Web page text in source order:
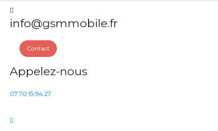
info@gsmmobile.fr
Contact
Appelez-nous
07 70 15 94 27